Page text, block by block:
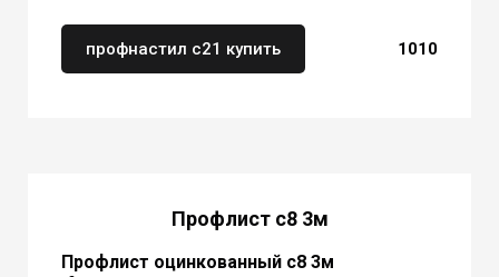
профнастил с21 купить 1010
Профлист с8 3м
Профлист оцинкованный с8 3м